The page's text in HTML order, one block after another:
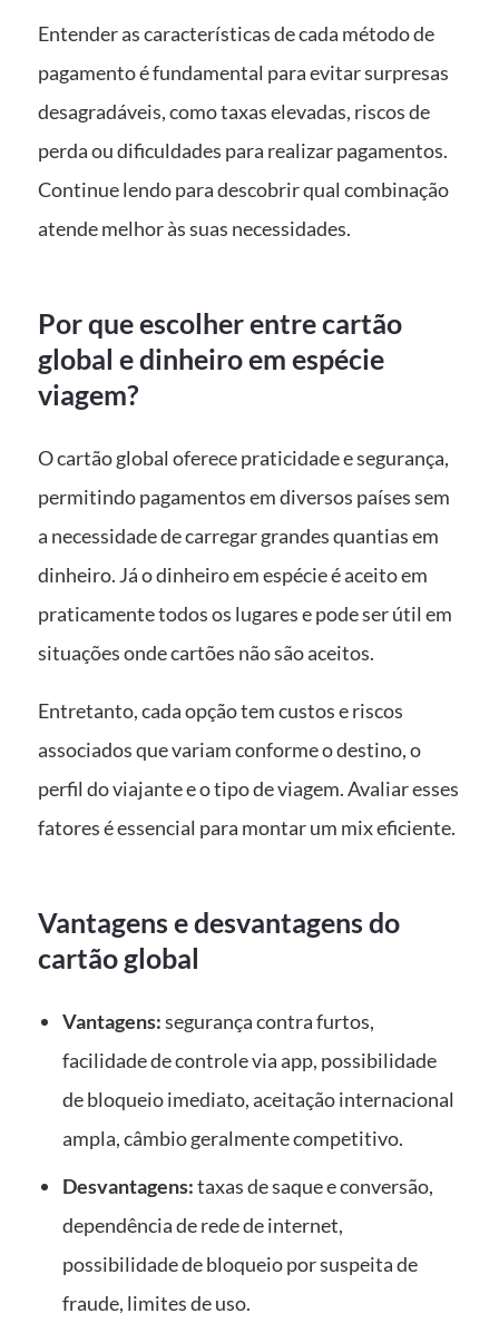
Entender as características de cada método de
pagamento é fundamental para evitar surpresas
desagradáveis, como taxas elevadas, riscos de
perda ou dificuldades para realizar pagamentos.
Continue lendo para descobrir qual combinação
atende melhor às suas necessidades.
Por que escolher entre cartão
global e dinheiro em espécie
viagem?
O cartão global oferece praticidade e segurança,
permitindo pagamentos em diversos países sem
a necessidade de carregar grandes quantias em
dinheiro. Já o dinheiro em espécie é aceito em
praticamente todos os lugares e pode ser útil em
situações onde cartões não são aceitos.
Entretanto, cada opção tem custos e riscos
associados que variam conforme o destino, o
perfil do viajante e o tipo de viagem. Avaliar esses
fatores é essencial para montar um mix eficiente.
Vantagens e desvantagens do
cartão global
Vantagens:segurança contra furtos,
facilidade de controle via app, possibilidade
de bloqueio imediato, aceitação internacional
ampla, câmbio geralmente competitivo.
Desvantagens:taxas de saque e conversão,
dependência de rede de internet,
possibilidade de bloqueio por suspeita de
fraude, limites de uso.